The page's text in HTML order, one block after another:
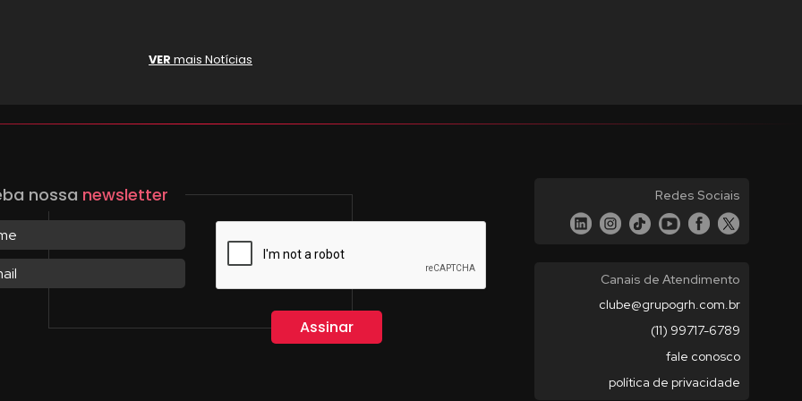
VER mais Notícias
nossa newsletter Redes Sociais
Canais de Atendimento
clube@grupogrh.com.br
(11) 99717-6789
fale conosco
política de privacidade